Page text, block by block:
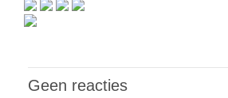
Geen reacties